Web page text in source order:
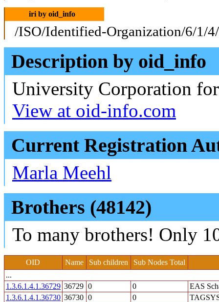
iri by oid_info
/ISO/Identified-Organization/6/1/
Description by oid_info
University Corporation
View at oid-info.com
Current Registration
Marla Meehl
Brothers (48142)
To many brothers! Only
OID Name Sub children
Sub Nodes Total
...
1.3.6.1.4.1.36729 36729 0 0
EAS
1.3.6.1.4.1.36730 36730 0 0